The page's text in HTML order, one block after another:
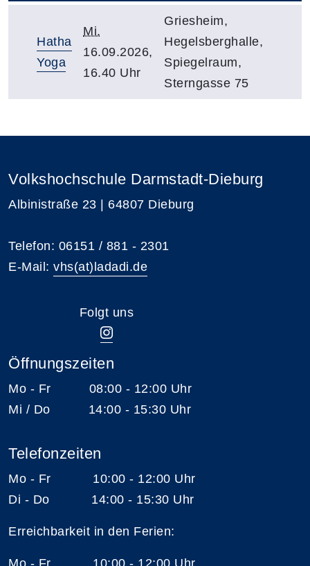
Hatha
Yoga
Mi.
16.09.2026,
16.40 Uhr
Griesheim,
Hegelsberghalle,
Spiegelraum,
Sterngasse 75
Volkshochschule Darmstadt-Dieburg
Albinistraße 23 | 64807 Dieburg
Telefon: 06151 / 881 - 2301
E-Mail: vhs(at)ladadi.de
Folgt uns
Öffnungszeiten
Mo - Fr 08:00 - 12:00 Uhr
Mi / Do 14:00 - 15:30 Uhr
Telefonzeiten
Mo - Fr 10:00 - 12:00 Uhr
Di - Do 14:00 - 15:30 Uhr
Erreichbarkeit in den Ferien:
Mo - Fr 10:00 - 12:00 Uhr